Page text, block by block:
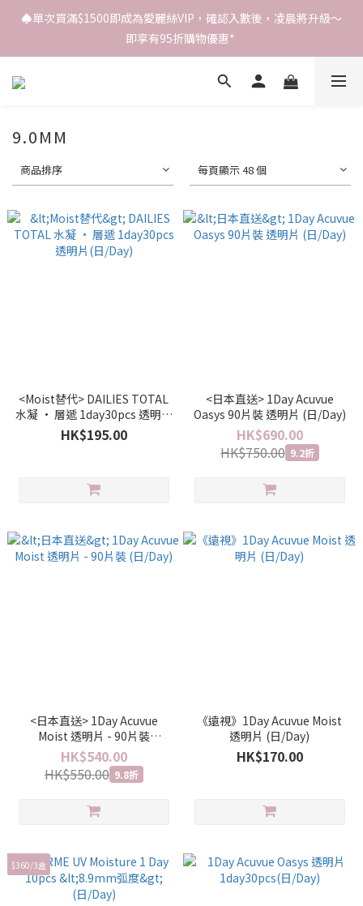
♠️單次買滿$1500即成為愛麗絲VIP，確認入數後，凌晨將升級～
即享有95折購物優惠*
9.0MM
商品排序 每頁顯示 48 個
<Moist替代> DAILIES TOTAL
水凝 · 層遞 1day30pcs 透明片
(日/Day)
HK$195.00
<日本直送> 1Day Acuvue
Oasys 90片裝 透明片 (日/Day)
HK$690.00
HK$750.00 9.2折
<日本直送> 1Day Acuvue
Moist 透明片 - 90片裝
(日/Day)
HK$540.00
HK$550.00 9.8折
《遠視》1Day Acuvue Moist
透明片 (日/Day)
HK$170.00
$360/3盒